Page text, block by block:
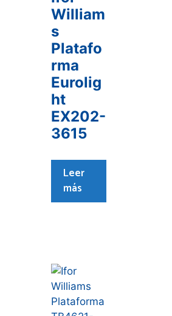
William
s
Platafo
rma
Eurolig
ht
EX202-
3615
Leer
más